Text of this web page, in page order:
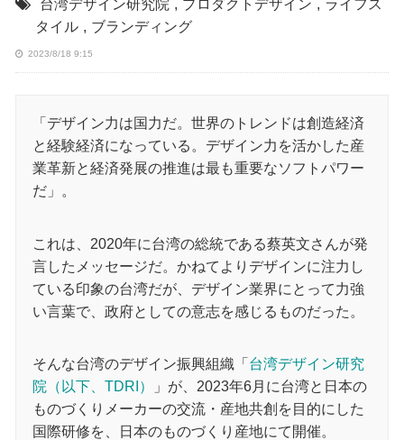
台湾デザイン研究院 , プロダクトデザイン , ライフス
タイル , ブランディング
2023/8/18 9:15
「デザイン力は国力だ。世界のトレンドは創造経済
と経験経済になっている。デザイン力を活かした産
業革新と経済発展の推進は最も重要なソフトパワー
だ」。
これは、2020年に台湾の総統である蔡英文さんが発
言したメッセージだ。かねてよりデザインに注力し
ている印象の台湾だが、デザイン業界にとって力強
い言葉で、政府としての意志を感じるものだった。
そんな台湾のデザイン振興組織「 台湾デザイン研究
院（以下、TDRI）
」が、2023年6月に台湾と日本の
ものづくりメーカーの交流・産地共創を目的にした
国際研修を、日本のものづくり産地にて開催。